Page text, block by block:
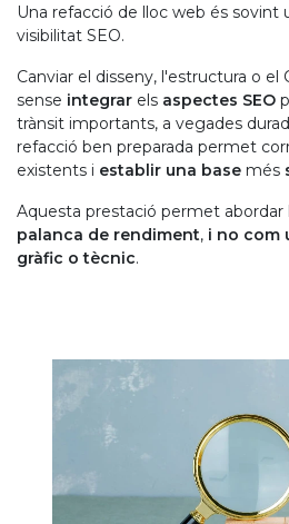
Una refacció de lloc web és
visibilitat SEO.
Canviar el disseny, l'estructura o el
sense integrar els aspectes SEO
trànsit importants, a vegades
refacció ben preparada permet
existents i establir una base més
Aquesta prestació permet abordar
palanca de rendiment, i no com
gràfic o tècnic.